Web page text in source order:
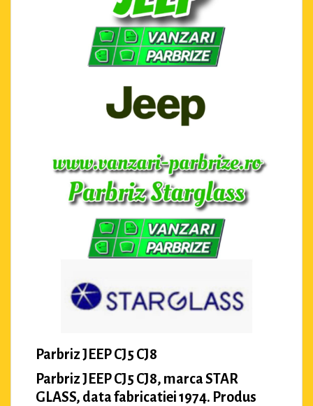
Parbriz JEEP CJ5 CJ8
Parbriz JEEP CJ5 CJ8, marca STAR
GLASS, data fabricatiei 1974. Produs